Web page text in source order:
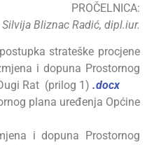
PROČELNICA:
Silvija Bliznac Radić, dipl.iur.
strateške procjene
i dopuna Prostornog
Rat (prilog 1) .docx
plana uređenja Općine
i dopuna Prostornog